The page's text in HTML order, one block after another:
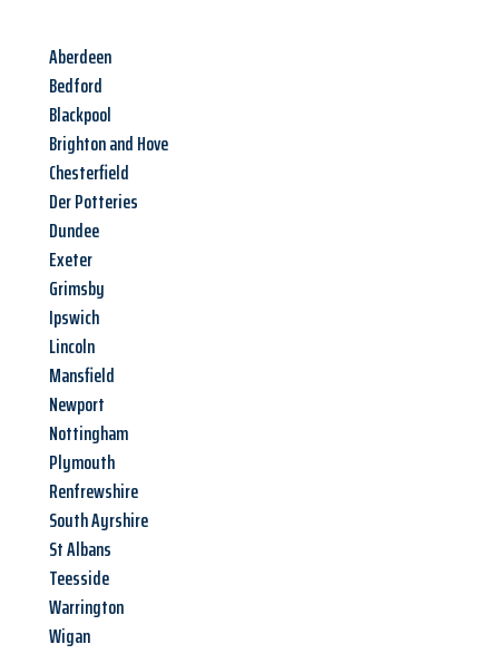
Aberdeen
Bedford
Blackpool
Brighton and Hove
Chesterfield
Der Potteries
Dundee
Exeter
Grimsby
Ipswich
Lincoln
Mansfield
Newport
Nottingham
Plymouth
Renfrewshire
South Ayrshire
St Albans
Teesside
Warrington
Wigan